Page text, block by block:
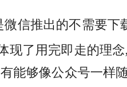
微信推出的不需要下
现了用完即走的理
能够像公众号一样